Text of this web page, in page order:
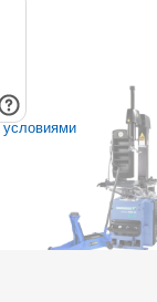
условиями